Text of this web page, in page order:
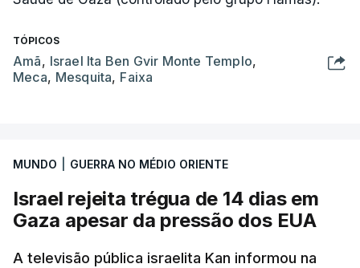
TÓPICOS
Amã, Israel Ita Ben Gvir Monte Templo,
Meca, Mesquita, Faixa
MUNDO GUERRA NO MÉDIO ORIENTE
Israel rejeita trégua de 14 dias em
Gaza apesar da pressão dos EUA
A televisão pública israelita Kan informou na